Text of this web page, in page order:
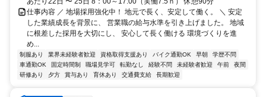
仕事内容 ／ 地場採用強化中！ 地元で長く、安定して働く。 ＼ 安定
した業績成長を背景に、 営業職の給与水準を引き上げました。 地域
に根差した採用を大切にし、 安心して長く働ける 環境づくりを進
め...
制服あり 業界未経験者歓迎 資格取得支援あり バイク通勤OK 早朝
学歴不問
車通勤OK
固定時間制 職場見学可 転勤なし 経験不問 未経験者歓迎 午前
夜間
研修あり
夕方 賞与あり 育休あり 交通費支給 長期歓迎